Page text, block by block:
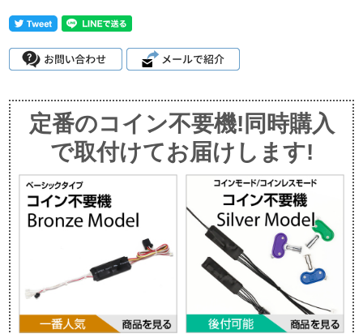
定番のコイン不要機!同時購入
で取付けてお届けします!